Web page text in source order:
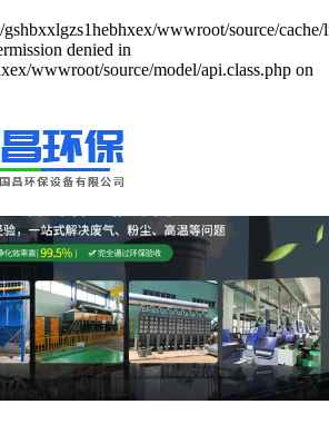
wwwroot/source/cache/
denied in
wwwroot/source/model/api.class.php on